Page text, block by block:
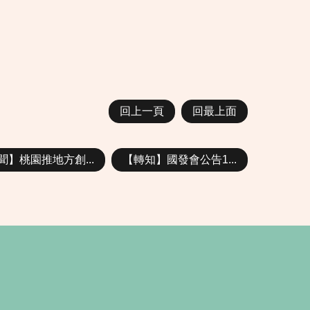
回上一頁 回最上面
】桃園推地方創... 【轉知】國發會公告1...